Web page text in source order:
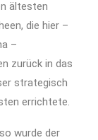
ältesten
die hier –
–
zurück in das
strategisch
errichtete.
wurde der